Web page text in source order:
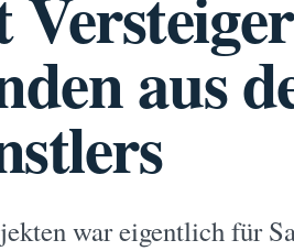
aus
war eigentlich für